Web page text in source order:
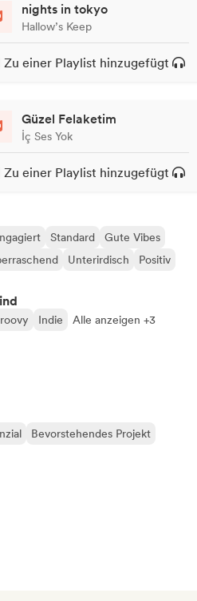
nights in tokyo
Hallow’s Keep
Zu einer Playlist hinzugefügt
Güzel Felaketim
İç Ses Yok
Zu einer Playlist hinzugefügt
Standard
Gute Vibes
Unterirdisch
Positiv
Indie Alle anzeigen +3
Bevorstehendes Projekt